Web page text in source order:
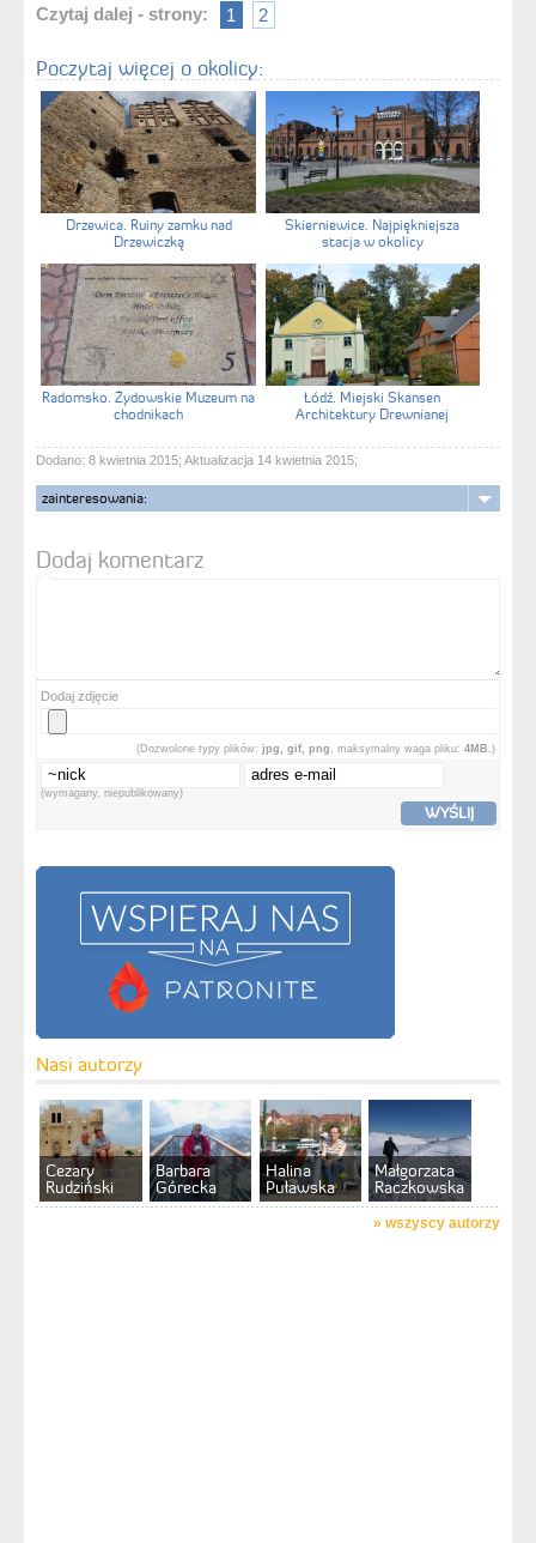
Czytaj dalej - strony: 1 2
Poczytaj więcej o okolicy:
Drzewica. Ruiny zamku nad
Drzewiczką
Skierniewice. Najpiękniejsza
stacja w okolicy
Radomsko. Żydowskie Muzeum na
chodnikach
Łódź. Miejski Skansen
Architektury Drewnianej
Dodano: 8 kwietnia 2015; Aktualizacja 14 kwietnia 2015;
zainteresowania:
Dodaj komentarz
Dodaj zdjęcie
(Dozwolone typy plików: jpg, gif, png , maksymalny waga pliku: 4MB. )
(wymagany, niepublikowany)
WYŚLIJ
Nasi autorzy
Cezary
Rudziński
Barbara
Górecka
Halina
Puławska
Małgorzata
Raczkowska
» wszyscy autorzy